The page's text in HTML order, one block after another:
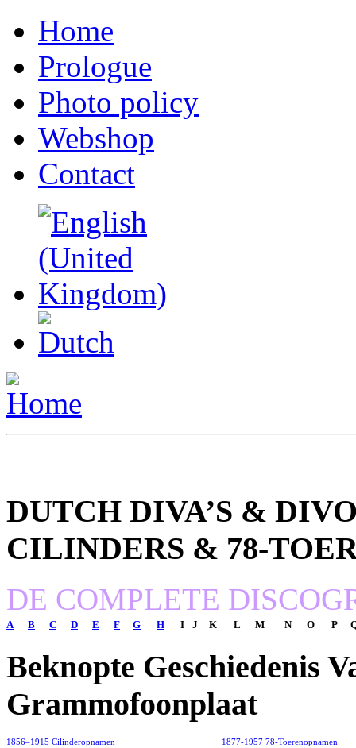
Home
Prologue
Photo policy
Webshop
Contact
DUTCH DIVA’S &
CILINDERS & 78-
DE COMPLETE
A B C D E F G H I J K L M N O P
Beknopte Geschiedenis
Grammofoonplaat
1856–1915 Cilinderopnamen 1877-1957 78-Toerenopnamen